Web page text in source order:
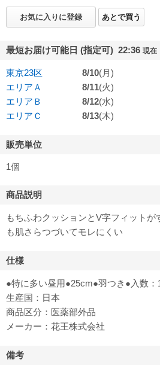
お気に入りに登録 あとで買う
最短お届け可能日 (指定可) 22:36 現在
東京23区 8/10(月)
エリアＡ
8/11(火)
エリアＢ
8/12(水)
エリアＣ
8/13(木)
販売単位
1個
商品説明
もちふわクッションとV字フィット
も肌さらつづいてモレにくい
仕様
●特に多い昼用●25cm●羽つき●入数
生産国：日本
商品区分：医薬部外品
メーカー：花王株式会社
備考